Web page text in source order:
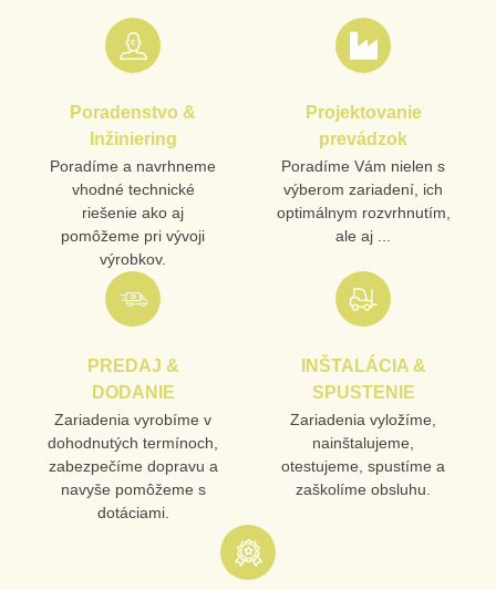
VÁŠ E-MAIL
VAŠA OTÁZKA K PRODUKTU
Poradenstvo &
Inžiniering
Poradíme a navrhneme
vhodné technické
riešenie ako aj
pomôžeme pri vývoji
výrobkov.
Projektovanie
prevádzok
Poradíme Vám nielen s
výberom zariadení, ich
optimálnym rozvrhnutím,
ale aj ...
PREDAJ &
DODANIE
Zariadenia vyrobíme v
dohodnutých termínoch,
zabezpečíme dopravu a
navyše pomôžeme s
dotáciami.
INŠTALÁCIA &
SPUSTENIE
Zariadenia vyložíme,
nainštalujeme,
otestujeme, spustíme a
zaškolíme obsluhu.